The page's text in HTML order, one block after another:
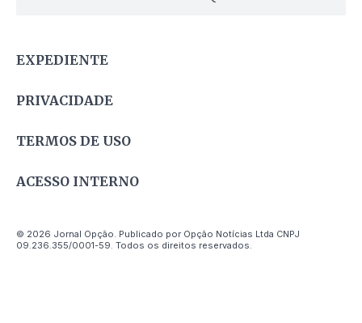
EXPEDIENTE
PRIVACIDADE
TERMOS DE USO
ACESSO INTERNO
© 2026 Jornal Opção. Publicado por Opção Notícias Ltda CNPJ
09.236.355/0001-59. Todos os direitos reservados.